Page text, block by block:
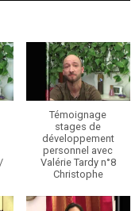
Témoignage
stages de
développement
personnel avec
Valérie Tardy n°8
Christophe